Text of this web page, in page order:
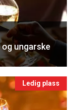
ungarske
Ledig plass